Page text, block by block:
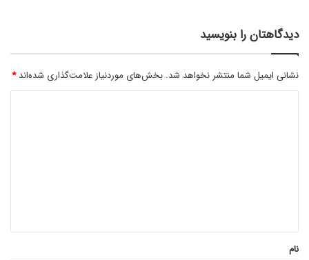
دیدگاهتان را بنویسید
نشانی ایمیل شما منتشر نخواهد شد. بخش‌های موردنیاز علامت‌گذاری شده‌اند*
نام